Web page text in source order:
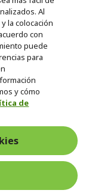
Al
la colocación
con
puede
para
y cómo
de